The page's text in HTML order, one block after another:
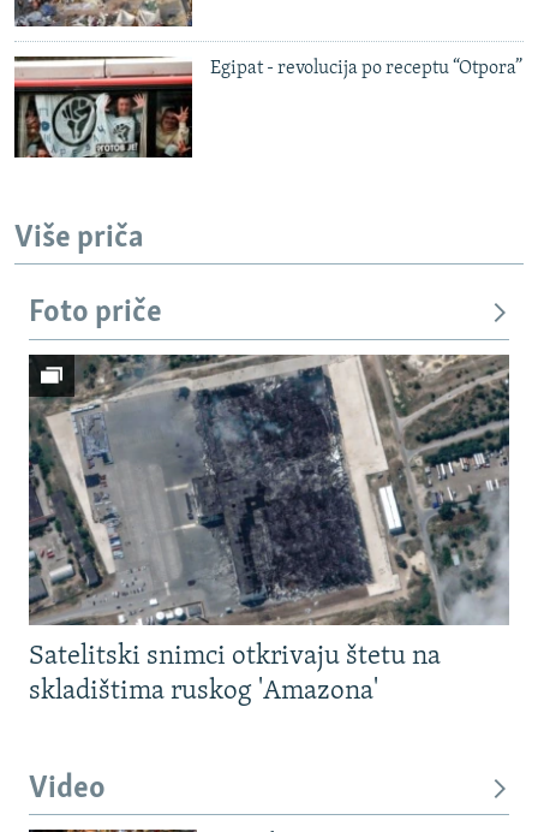
Egipat - revolucija po receptu “Otpora”
Više priča
Foto priče
Satelitski snimci otkrivaju štetu na
skladištima ruskog 'Amazona'
Video